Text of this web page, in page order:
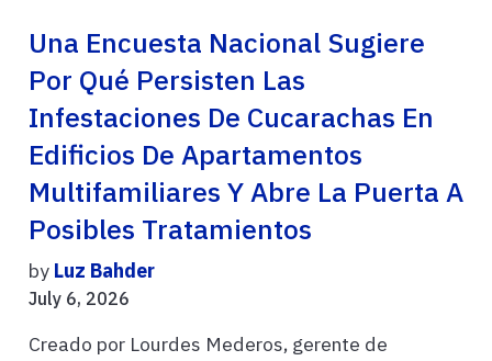
Una Encuesta Nacional Sugiere
Por Qué Persisten Las
Infestaciones De Cucarachas En
Edificios De Apartamentos
Multifamiliares Y Abre La Puerta A
Posibles Tratamientos
by Luz Bahder
July 6, 2026
Creado por Lourdes Mederos, gerente de